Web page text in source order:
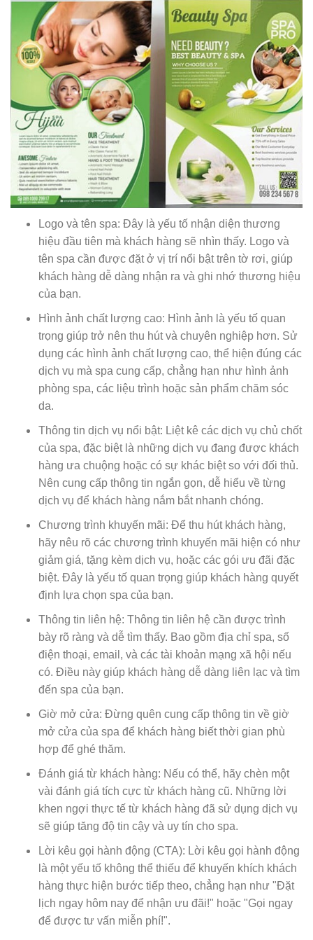
Logo và tên spa: Đây là yếu tố nhận diện thương
hiệu đầu tiên mà khách hàng sẽ nhìn thấy. Logo và
tên spa cần được đặt ở vị trí nổi bật trên tờ rơi, giúp
khách hàng dễ dàng nhận ra và ghi nhớ thương hiệu
của bạn.
Hình ảnh chất lượng cao: Hình ảnh là yếu tố quan
trọng giúp trở nên thu hút và chuyên nghiệp hơn. Sử
dụng các hình ảnh chất lượng cao, thể hiện đúng các
dịch vụ mà spa cung cấp, chẳng hạn như hình ảnh
phòng spa, các liệu trình hoặc sản phẩm chăm sóc
da.
Thông tin dịch vụ nổi bật: Liệt kê các dịch vụ chủ chốt
của spa, đặc biệt là những dịch vụ đang được khách
hàng ưa chuộng hoặc có sự khác biệt so với đối thủ.
Nên cung cấp thông tin ngắn gọn, dễ hiểu về từng
dịch vụ để khách hàng nắm bắt nhanh chóng.
Chương trình khuyến mãi: Để thu hút khách hàng,
hãy nêu rõ các chương trình khuyến mãi hiện có như
giảm giá, tặng kèm dịch vụ, hoặc các gói ưu đãi đặc
biệt. Đây là yếu tố quan trọng giúp khách hàng quyết
định lựa chọn spa của bạn.
Thông tin liên hệ: Thông tin liên hệ cần được trình
bày rõ ràng và dễ tìm thấy. Bao gồm địa chỉ spa, số
điện thoại, email, và các tài khoản mạng xã hội nếu
có. Điều này giúp khách hàng dễ dàng liên lạc và tìm
đến spa của bạn.
Giờ mở cửa: Đừng quên cung cấp thông tin về giờ
mở cửa của spa để khách hàng biết thời gian phù
hợp để ghé thăm.
Đánh giá từ khách hàng: Nếu có thể, hãy chèn một
vài đánh giá tích cực từ khách hàng cũ. Những lời
khen ngợi thực tế từ khách hàng đã sử dụng dịch vụ
sẽ giúp tăng độ tin cậy và uy tín cho spa.
Lời kêu gọi hành động (CTA): Lời kêu gọi hành động
là một yếu tố không thể thiếu để khuyến khích khách
hàng thực hiện bước tiếp theo, chẳng hạn như "Đặt
lịch ngay hôm nay để nhận ưu đãi!" hoặc "Gọi ngay
để được tư vấn miễn phí!".